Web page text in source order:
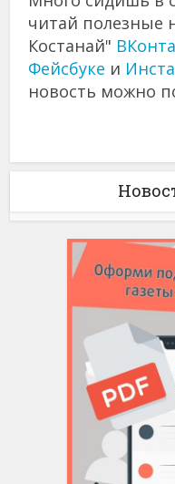
читай полезные
Костанай"
Фейсбуке и
новость можно